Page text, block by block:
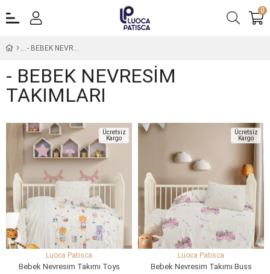
0
- BEBEK NEVRESİM TAKIMLARI
- BEBEK NEVRESİM
TAKIMLARI
Ücretsiz
Kargo
Luoca Patisca
Bebek Nevresim Takımı Toys
Ücretsiz
Kargo
Luoca Patisca
Bebek Nevresim Takımı Buss